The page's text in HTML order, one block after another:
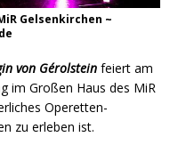
Gelsenkirchen ~
von Gérolstein feiert am
im Großen Haus des MiR
Operetten-
zu erleben ist.